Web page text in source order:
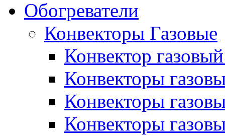
Обогреватели
Конвекторы Газовые
Конвектор
Конвекторы
Конвекторы
Конвекторы